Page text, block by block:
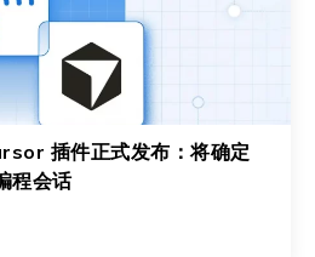
插件正式发布：将确定
程会话